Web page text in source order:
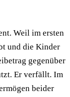
Weil im ersten
und die Kinder
gegenüber
Er verfällt. Im
beider